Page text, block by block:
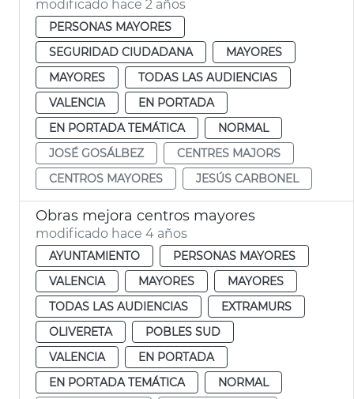
modificado hace 2 años
PERSONAS MAYORES
SEGURIDAD CIUDADANA
MAYORES
MAYORES
TODAS LAS AUDIENCIAS
VALENCIA
EN PORTADA
EN PORTADA TEMÁTICA
NORMAL
JOSÉ GOSÁLBEZ
CENTRES MAJORS
CENTROS MAYORES
JESÚS CARBONEL
Obras mejora centros mayores
modificado hace 4 años
AYUNTAMIENTO
PERSONAS MAYORES
VALENCIA
MAYORES
MAYORES
TODAS LAS AUDIENCIAS
EXTRAMURS
OLIVERETA
POBLES SUD
VALENCIA
EN PORTADA
EN PORTADA TEMÁTICA
NORMAL